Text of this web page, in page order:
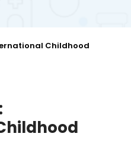
Childhood